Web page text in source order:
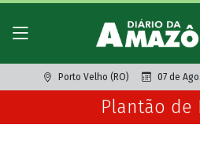
Porto Velho (RO) 07 de
Plantão de